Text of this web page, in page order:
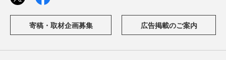
寄稿・取材企画募集 広告掲載のご案内